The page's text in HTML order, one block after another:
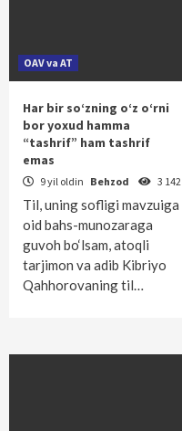
OAV va AT
Har bir so‘zning o‘z o‘rni
bor yoxud hamma
“tashrif” ham tashrif
emas
9 yil oldin Behzod 3 142
Til, uning sofligi mavzuiga
oid bahs-munozaraga
guvoh bo‘lsam, atoqli
tarjimon va adib Kibriyo
Qahhorovaning til…